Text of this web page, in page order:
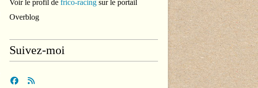
Voir le profil de frico-racing sur le portail
Overblog
Suivez-moi